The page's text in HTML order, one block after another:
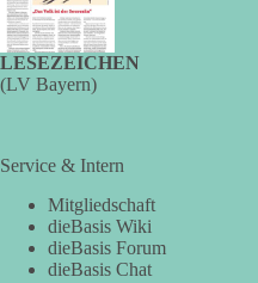
DieBasis
2 Tage(n) zuvor
❗️ Es ist keine Zensur. Es
Wer den schwarzen Balken
Geschichte.
🟩🟩🟦🟦🟥🟥🟧🟧
LESEZEICHEN
(LV Bayern)
Service & Intern
Mitgliedschaft
dieBasis Wiki
dieBasis Forum
dieBasis Chat